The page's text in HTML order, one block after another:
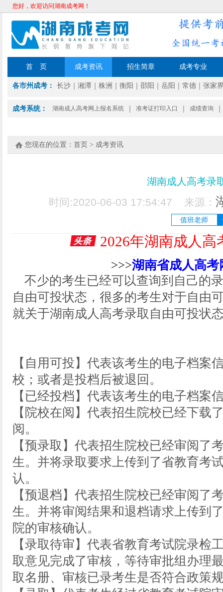
您好，欢迎访问湖南成考网！
首 页 成考资讯 招生简章 成考专业
各市州成考： 长沙 湘潭 株洲 衡阳 邵阳 岳阳 常德 张家
成考系统： 湖南成人高考网上报名系统 准考证打印入口 成绩查询
您现在的位置： 首页 > 成考资讯
湖南成人高考录
时间:2020-06-03 17:54:47 来源：
值班老师
2026年湖南成人高
>>>湖南省成人高考
不少的考生已经可以查询到自己的
自由可投状态，很多的考生对于自由
就关于湖南成人高考录取自由可投状
【自用可投】代表该考生的电子档案
校；或者是投档后被退回。
【已经投档】代表该考生的电子档案
【院校在阅】代表招生院校已经下载
阅。
【预录取】代表招生院校已经审阅了
生。并将录取要求上传到了省教育考
认。
【预退档】代表招生院校已经审阅了
生。并将审阅结果和退档请求上传到
院的审核确认。
【录取待审】代表省教育考试院录检
取意见完成了审核，等待审批组办理
取名册、审核已录考生是否符合政策